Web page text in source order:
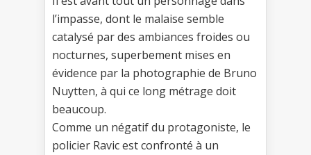
l’impasse, dont le malaise semble
catalysé par des ambiances froides ou
nocturnes, superbement mises en
évidence par la photographie de Bruno
Nuytten, à qui ce long métrage doit
beaucoup.
Comme un négatif du protagoniste, le
policier Ravic est confronté à un